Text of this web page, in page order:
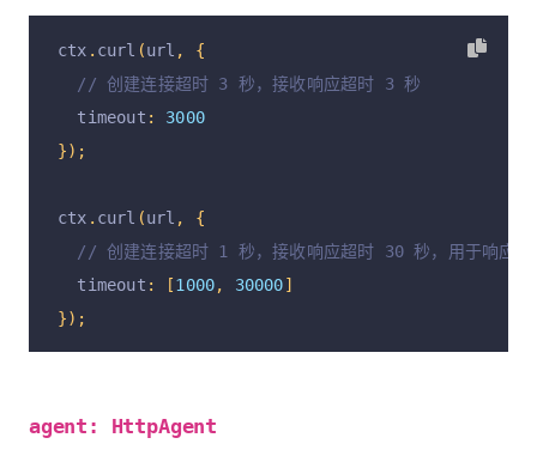
ctx . curl (url ,
{
// 创建连接超时 3 秒，接收响应超时 3 秒
  timeout
:
3000
});
ctx . curl (url ,
{
// 创建连接超时 1 秒，接收响应超时 30 秒，用于响应比
  timeout
: [1000, 30000]
});
agent: HttpAgent